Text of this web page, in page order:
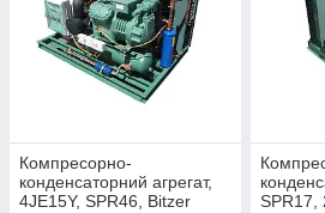
Компресорно-
конденсаторний агрегат,
4JE15Y, SPR46, Bitzer
SPR17,